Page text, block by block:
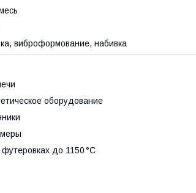
виброформование, набивка
оборудование
до 1150 °C